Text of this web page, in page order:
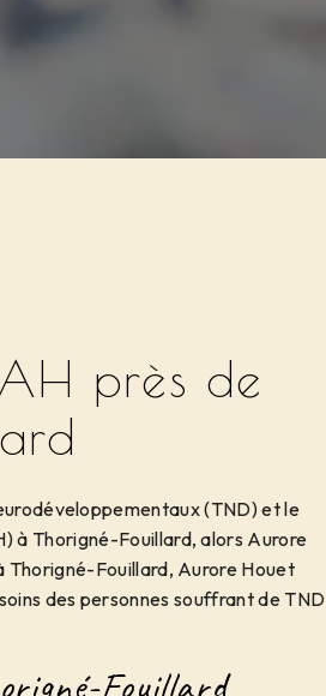
près de
(TND) et le
à Thorigné-Fouillard, alors Aurore
Thorigné-Fouillard, Aurore Houet
des personnes souffrant de TND
Fouillard